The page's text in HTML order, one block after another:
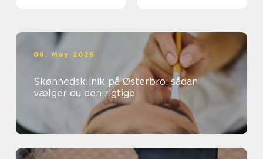
06. May 2026
Skønhedsklinik på Østerbro: sådan
vælger du den rigtige